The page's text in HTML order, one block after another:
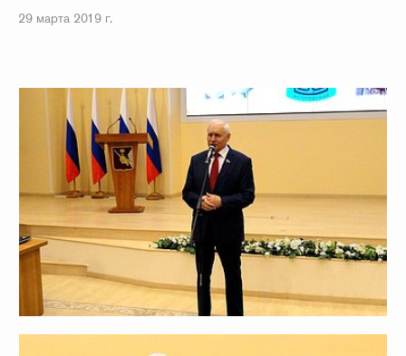
29 марта 2019 г.